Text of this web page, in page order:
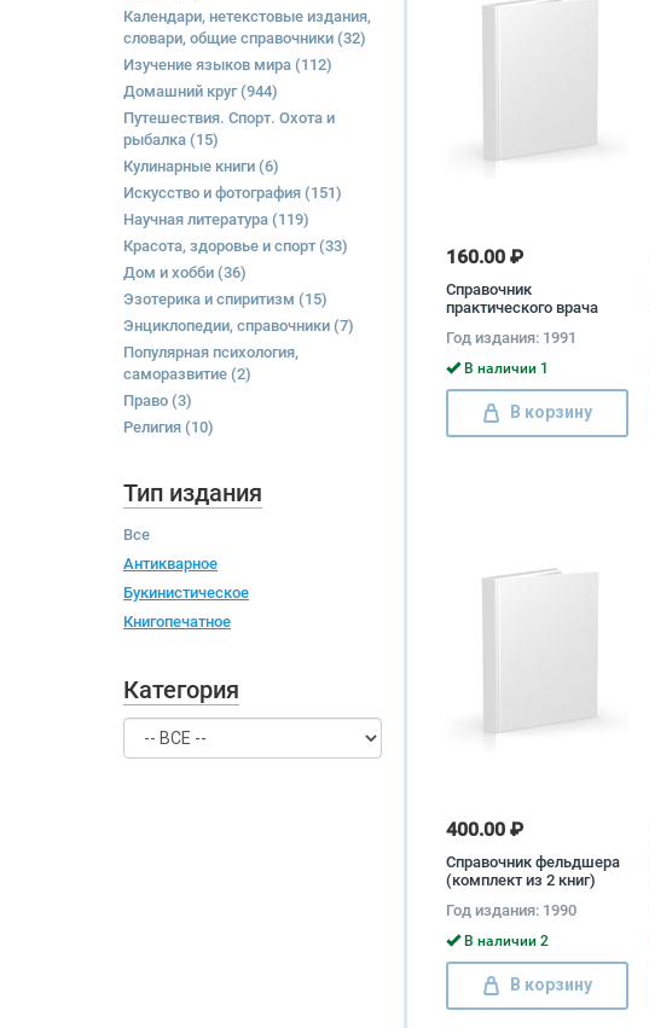
Календари, нетекстовые издания,
словари, общие справочники (32)
Изучение языков мира (112)
Домашний круг(944)
Путешествия. Спорт. Охота и
рыбалка (15)
Кулинарные книги (6)
Искусство и фотография (151)
Научная литература (119)
Красота, здоровье и спорт(33)
Дом и хобби (36)
Эзотерика и спиритизм (15)
Энциклопедии, справочники (7)
Популярная психология,
саморазвитие (2)
Право (3)
Религия (10)
Тип издания
Все
Антикварное
Букинистическое
Книгопечатное
Категория
160.00 ₽
Справочник
практического врача
Юрий Вельтищев, Федор
Комаров, Сергей
Навашин
Год издания: 1991
В наличии 1
В корзину
400.00 ₽
Справочник фельдшера
(комплект из 2 книг)
Год издания: 1990
В наличии 2
В корзину